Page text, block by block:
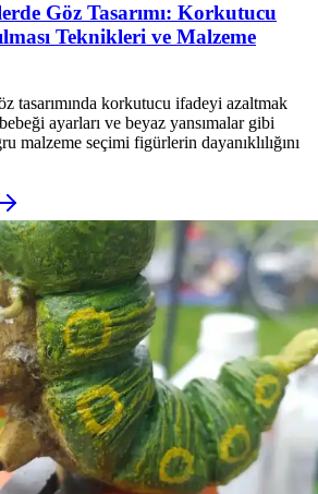
Göz Tasarımı: Korkutucu
Teknikleri ve Malzeme
tasarımında korkutucu ifadeyi azaltmak
ayarları ve beyaz yansımalar gibi
malzeme seçimi figürlerin dayanıklılığını